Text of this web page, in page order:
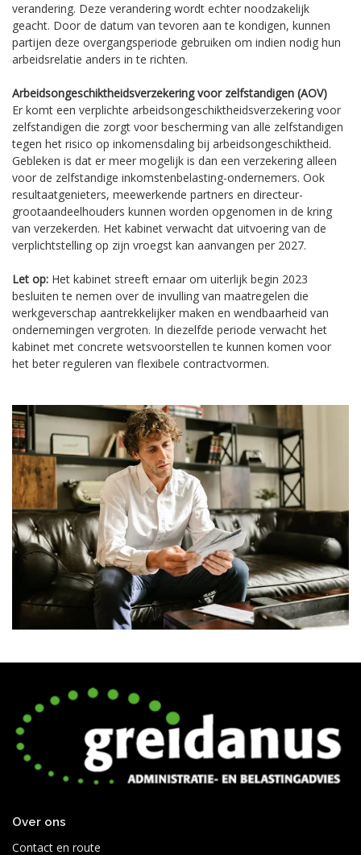
verandering. Deze verandering wordt echter noodzakelijk
geacht. Door de datum van tevoren aan te kondigen, kunnen
partijen deze overgangsperiode gebruiken om indien nodig hun
arbeidsrelatie anders in te richten.
Arbeidsongeschiktheidsverzekering voor zelfstandigen (AOV)
Er komt een verplichte arbeidsongeschiktheidsverzekering voor
zelfstandigen die zorgt voor bescherming van alle zelfstandigen
tegen het risico op inkomensdaling bij arbeidsongeschiktheid.
Gebleken is dat er meer mogelijk is dan een verzekering alleen
voor de zelfstandige inkomstenbelasting-ondernemers. Ook
resultaatgenieters, meewerkende partners en directeur-
grootaandeelhouders kunnen worden opgenomen in de kring
van verzekerden. Het kabinet verwacht dat uitvoering van de
verplichtstelling op zijn vroegst kan aanvangen per 2027.
Let op: Het kabinet streeft ernaar om uiterlijk begin 2023
besluiten te nemen over de invulling van maatregelen die
werkgeverschap aantrekkelijker maken en wendbaarheid van
ondernemingen vergroten. In diezelfde periode verwacht het
kabinet met concrete wetsvoorstellen te kunnen komen voor
het beter reguleren van flexibele contractvormen.
Over ons
Contact en route